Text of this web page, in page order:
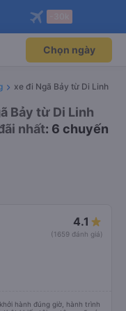
Mở app
qua
Mở app
Chọn ngày
xe đi Ngã Bảy từ Di Linh
Bảy từ Di Linh
nhất: 6 chuyến
4.1
(1659 đánh giá)
hành đúng giờ, hành trình